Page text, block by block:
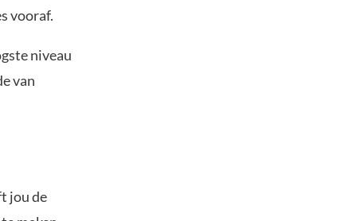
vooraf.
niveau
van
jou de